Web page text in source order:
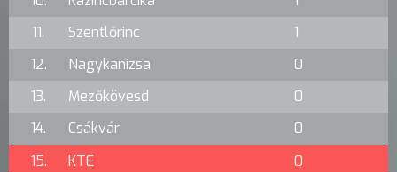
11.
Szentlőrinc
1
12.
Nagykanizsa
0
13.
Mezőkövesd
0
14.
Csákvár
0
15.
KTE
0